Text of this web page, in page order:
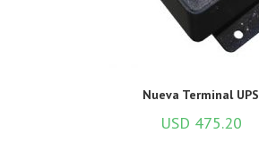
Nueva Terminal UPS
USD 475.20